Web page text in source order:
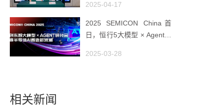
2025-04-17
2025 SEMICON China首
日，恒行5大模型 × Agent研
潮
2025-03-28
相关新闻